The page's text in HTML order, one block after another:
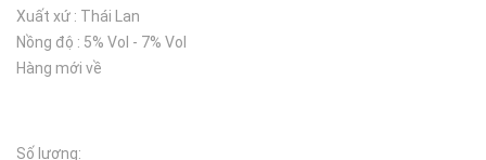
Xuất xứ : Thái Lan
Nồng độ : 5% Vol - 7% Vol
Hàng mới về
Số lượng: